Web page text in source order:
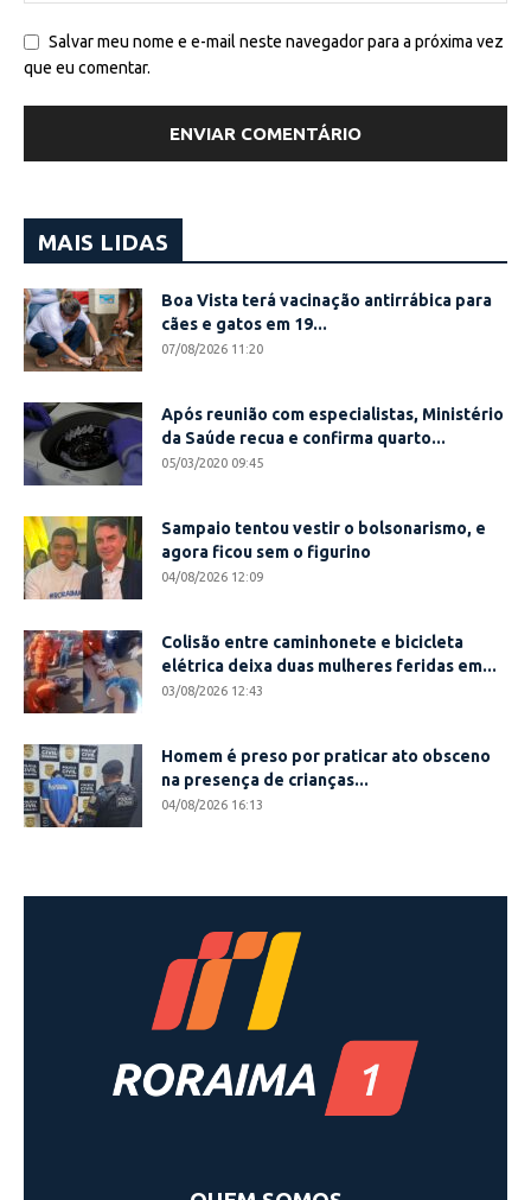
Salvar meu nome e e-mail neste navegador para a próxima vez
que eu comentar.
MAIS LIDAS
Boa Vista terá vacinação antirrábica para
cães e gatos em 19...
07/08/2026 11:20
Após reunião com especialistas, Ministério
da Saúde recua e confirma quarto...
05/03/2020 09:45
Sampaio tentou vestir o bolsonarismo, e
agora ficou sem o figurino
04/08/2026 12:09
Colisão entre caminhonete e bicicleta
elétrica deixa duas mulheres feridas em...
03/08/2026 12:43
Homem é preso por praticar ato obsceno
na presença de crianças...
04/08/2026 16:13